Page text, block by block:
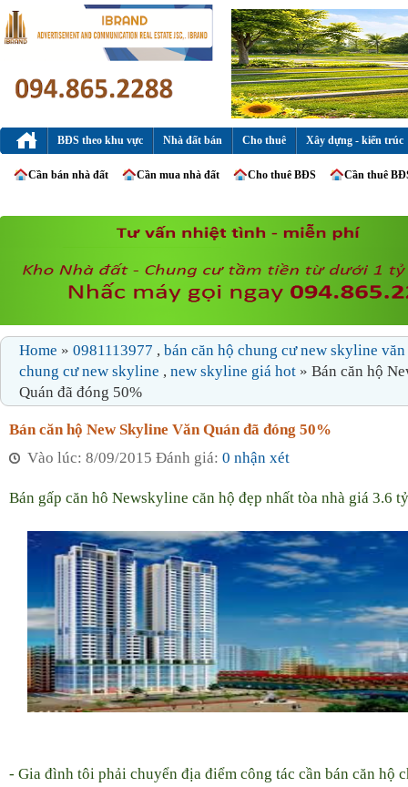
BĐS theo khu vực Nhà đất bán Cho thuê Xây dựng - kiến trúc
Cần bán nhà đất Cần mua nhà đất Cho thuê BĐS Cần thuê
Home » 0981113977 , bán căn hộ chung cư new skyline
chung cư new skyline , new skyline giá hot » Bán căn hộ
Quán đã đóng 50%
Bán căn hộ New Skyline Văn Quán đã đóng 50%
Vào lúc: 8/09/2015 Đánh giá: 0 nhận xét
Bán gấp căn hô Newskyline căn hộ đẹp nhất tòa nhà giá 3.6
- Gia đình tôi phải chuyển địa điểm công tác cần bán căn hộ